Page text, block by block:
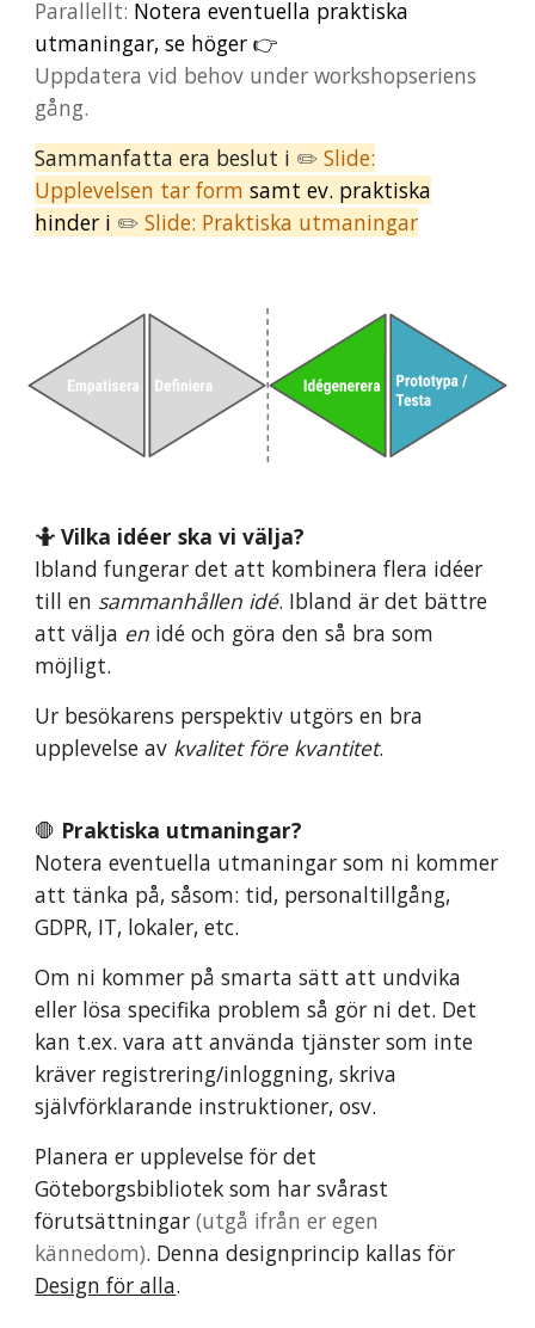
Parallellt: Notera eventuella praktiska
utmaningar, se höger 👉
Uppdatera vid behov under workshopseriens
gång.
Sammanfatta era beslut i ✏️Slide:
Upplevelsen tar form samt ev. praktiska
hinder i ✏️Slide: Praktiska utmaningar
🤷Vilka idéer ska vi välja?
Iblandfungerar det att kombineraflera idéer
till en sammanhållen idé. Ibland är det bättre
att välja en idé och göra den så bra som
möjligt.
Ur besökarens perspektiv utgörs en bra
upplevelse av kvalitet före kvantitet.
🛑 Praktiska utmaningar?
Noteraeventuella utmaningar som ni kommer
att tänka på, såsom: tid, personaltillgång,
GDPR, IT, lokaler, etc.
Om ni kommer på smarta sätt att undvika
eller lösa specifika problem så gör ni det. Det
kan t.ex. vara att använda tjänster som inte
kräver registrering/inloggning, skriva
självförklarande instruktioner, osv.
Planera er upplevelse för det
Göteborgsbibliotek som har svårast
förutsättningar(utgå ifrån er egen
kännedom). Denna designprincip kallas för
Design för alla.